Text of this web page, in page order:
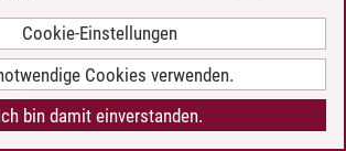
Cookie-Einstellungen
Cookies verwenden.
bin damit einverstanden.